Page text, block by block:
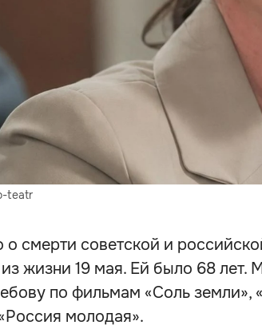
teatr
о смерти советской и
жизни 19 мая. Ей было 68 лет.
по фильмам «Соль земли»,
молодая».